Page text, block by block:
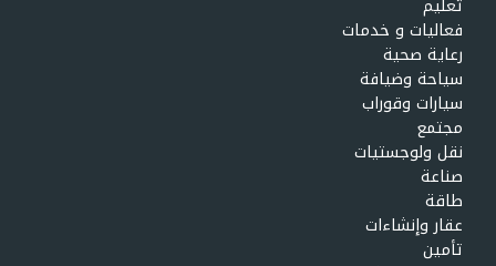
فعاليات و خدمات
رعاية صحية
سياحة وضيافة
سيارات وقوراب
مجتمع
نقل ولوجستيات
صناعة
طاقة
عقار وإنشاءات
تأمين